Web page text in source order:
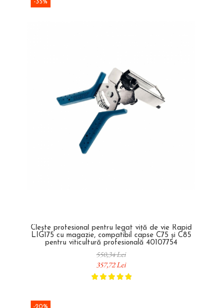
-35%
Clește profesional pentru legat viță de vie Rapid
LIG175 cu magazie, compatibil capse C75 și C85
pentru viticultură profesională 40107754
550,34 Lei
357,72 Lei